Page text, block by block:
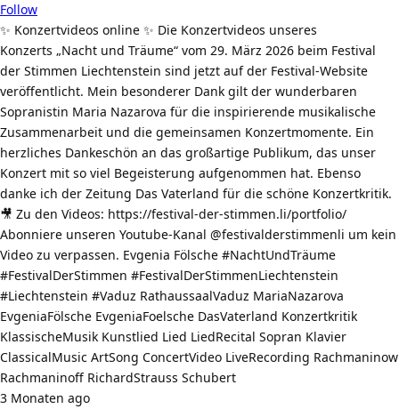
Follow
✨ Konzertvideos online ✨ Die Konzertvideos unseres
Konzerts „Nacht und Träume“ vom 29. März 2026 beim Festival
der Stimmen Liechtenstein sind jetzt auf der Festival-Website
veröffentlicht. Mein besonderer Dank gilt der wunderbaren
Sopranistin Maria Nazarova für die inspirierende musikalische
Zusammenarbeit und die gemeinsamen Konzertmomente. Ein
herzliches Dankeschön an das großartige Publikum, das unser
Konzert mit so viel Begeisterung aufgenommen hat. Ebenso
danke ich der Zeitung Das Vaterland für die schöne Konzertkritik.
🎥 Zu den Videos: https://festival-der-stimmen.li/portfolio/
Abonniere unseren Youtube-Kanal @festivalderstimmenli um kein
Video zu verpassen. Evgenia Fölsche #NachtUndTräume
#FestivalDerStimmen #FestivalDerStimmenLiechtenstein
#Liechtenstein #Vaduz RathaussaalVaduz MariaNazarova
EvgeniaFölsche EvgeniaFoelsche DasVaterland Konzertkritik
KlassischeMusik Kunstlied Lied LiedRecital Sopran Klavier
ClassicalMusic ArtSong ConcertVideo LiveRecording Rachmaninow
Rachmaninoff RichardStrauss Schubert
3 Monaten ago